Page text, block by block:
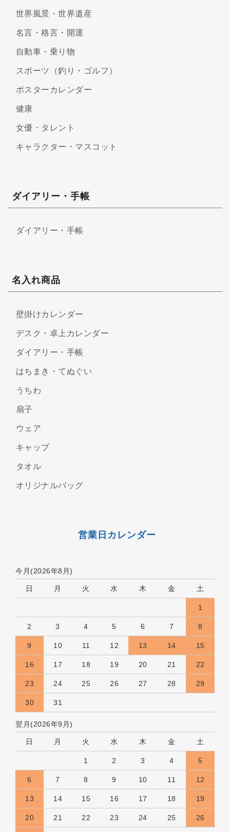
世界風景・世界遺産
名言・格言・開運
自動車・乗り物
スポーツ（釣り・ゴルフ）
ポスターカレンダー
健康
女優・タレント
キャラクター・マスコット
ダイアリー・手帳
ダイアリー・手帳
名入れ商品
壁掛けカレンダー
デスク・卓上カレンダー
ダイアリー・手帳
はちまき・てぬぐい
うちわ
扇子
ウェア
キャップ
タオル
オリジナルバッグ
営業日カレンダー
今月(2026年8月)
日 月 火 水 木 金 土
1
2 3 4 5 6 7 8
9 10 11 12 13 14 15
16 17 18 19 20 21 22
23 24 25 26 27 28 29
30 31
翌月(2026年9月)
日 月 火 水 木 金 土
1 2 3 4 5
6 7 8 9 10 11 12
13 14 15 16 17 18 19
20 21 22 23 24 25 26